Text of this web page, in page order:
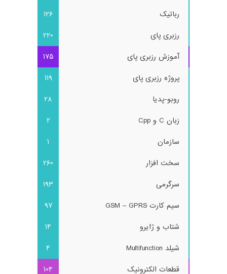
رباتیک
126
رزبری پای
220
آموزش رزبری پای
175
پروژه رزبری پای
119
روبو-پدیا
28
زبان C و Cpp
2
سازمان
1
سخت افزار
260
سرگرمی
193
سیم کارت GSM – GPRS
97
شتاب و ژایرو
14
شیلد Multifunction
4
قطعات الکترونیک
104